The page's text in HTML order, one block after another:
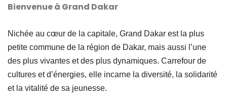
Bienvenue à Grand Dakar
Nichée au cœur de la capitale, Grand Dakar est la plus
petite commune de la région de Dakar, mais aussi l’une
des plus vivantes et des plus dynamiques. Carrefour de
cultures et d’énergies, elle incarne la diversité, la solidarité
et la vitalité de sa jeunesse.